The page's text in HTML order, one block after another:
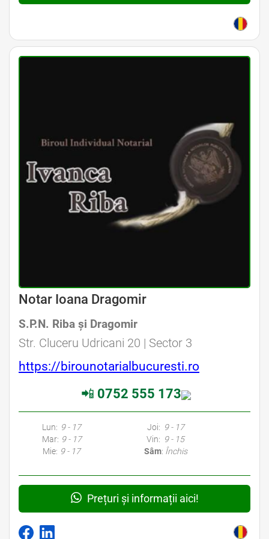
Avocat Specializat în Drept Civil • Avocat Specializat în Dreptul Familiei
Notar Ioana Dragomir
S.P.N. Riba şi Dragomir
Avocat Specializat în Drept Civil • Avocat Specializat în Dreptul Familiei
Str. Cluceru Udricani 20 | Sector 3
https://birounotarialbucuresti.ro
📲 0752 555 173
Lun: 9 - 17
Mar: 9 - 17
Mie: 9 - 17
Joi: 9 - 17
Vin: 9 - 15
Sâm: Închis
Prețuri și informații aici!